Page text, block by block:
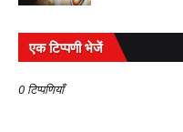
एक टिप्पणी भेजें
0 टिप्पणियाँ